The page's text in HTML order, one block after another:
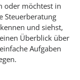
oder möchtest in
Steuerberatung
und siehst,
Überblick über
Aufgaben